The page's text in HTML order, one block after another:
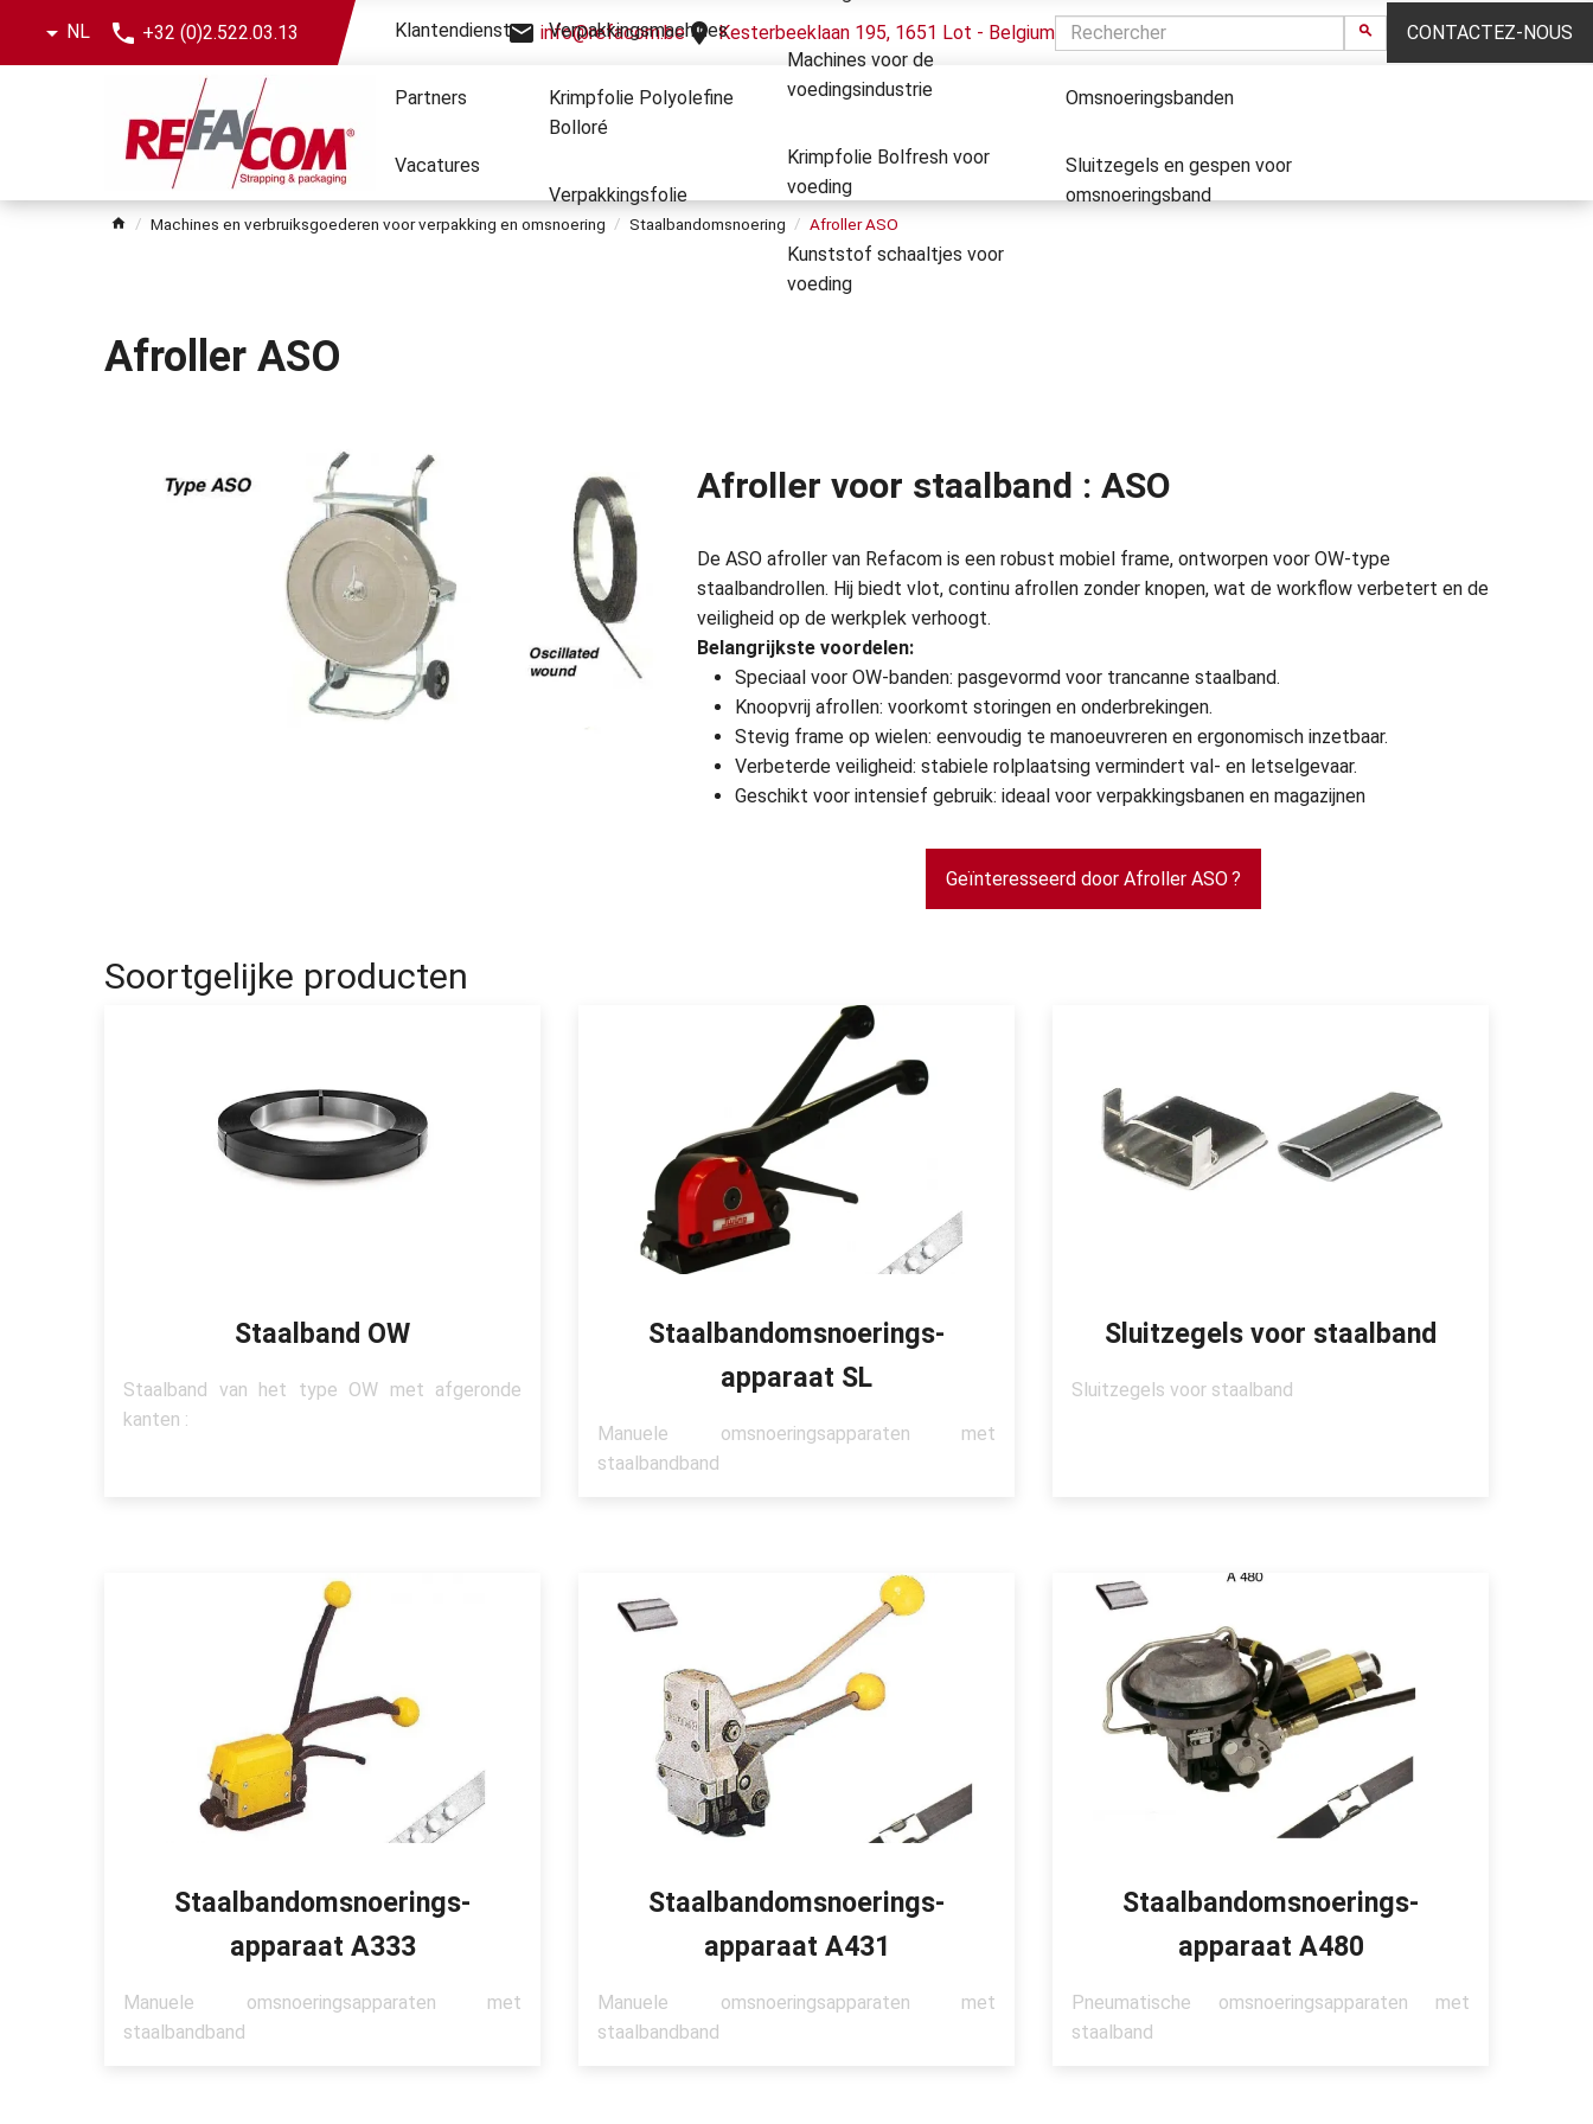
NL +32 (0)2.522.03.13 info@refacom.be Kesterbeeklaan 195, 1651 Lot - Belgium CONTACTEZ-NOUS
menu
Klantendienst
Partners
Vacatures
Verpakkingsmachines
Krimpfolie Polyolefine
Bolloré
Verpakkingsfolie
Machines voor de
voedingsindustrie
Krimpfolie Bolfresh voor
voeding
Kunststof schaaltjes voor
voeding
Omsnoering
Omsnoeringsbanden
Sluitzegels en gespen voor
omsnoeringsband
Machines en verbruiksgoederen voor verpakking en omsnoering Staalbandomsnoering Afroller ASO
Afroller ASO
Afroller voor staalband : ASO
De ASO afroller van Refacom is een robust mobiel frame, ontworpen voor OW-type
staalbandrollen. Hij biedt vlot, continu afrollen zonder knopen, wat de workflow verbetert en de
veiligheid op de werkplek verhoogt.
Belangrijkste voordelen:
Speciaal voor OW-banden: pasgevormd voor trancanne staalband.
Knoopvrij afrollen: voorkomt storingen en onderbrekingen.
Stevig frame op wielen: eenvoudig te manoeuvreren en ergonomisch inzetbaar.
Verbeterde veiligheid: stabiele rolplaatsing vermindert val- en letselgevaar.
Geschikt voor intensief gebruik: ideaal voor verpakkingsbanen en magazijnen
Geïnteresseerd door Afroller ASO ?
Soortgelijke producten
Staalband OW
Staalband van het type OW met afgeronde
kanten :
Staalbandomsnoerings-
apparaat SL
Manuele omsnoeringsapparaten met
staalbandband
Sluitzegels voor staalband
Sluitzegels voor staalband
Staalbandomsnoerings-
apparaat A333
Manuele omsnoeringsapparaten met
staalbandband
Staalbandomsnoerings-
apparaat A431
Manuele omsnoeringsapparaten met
staalbandband
Staalbandomsnoerings-
apparaat A480
Pneumatische omsnoeringsapparaten met
staalband